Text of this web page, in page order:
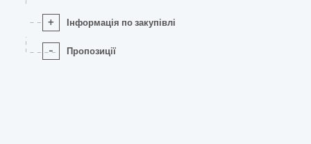
+ Інформація по закупівлі
- Пропозиції